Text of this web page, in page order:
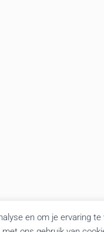
en om je ervaring